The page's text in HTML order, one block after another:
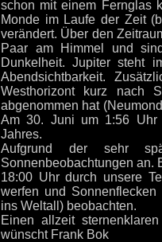
schon mit einem Fernglas
Monde im Laufe der Zeit
verändert. Über den
Paar am Himmel und
Dunkelheit. Jupiter steht
Abendsichtbarkeit.
Westhorizont kurz nach
abgenommen hat
Am 30. Juni um 1:56 Uhr
Jahres.
Aufgrund der sehr
Sonnenbeobachtungen an.
18:00 Uhr durch unsere
werfen und
ins Weltall) beobachten.
Einen allzeit
wünscht Frank Bok